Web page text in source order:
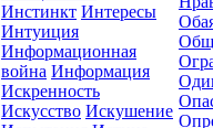
Инстинкт Интересы
Интуиция
Информационная
война Информация
Искренность
Искусство Искушение